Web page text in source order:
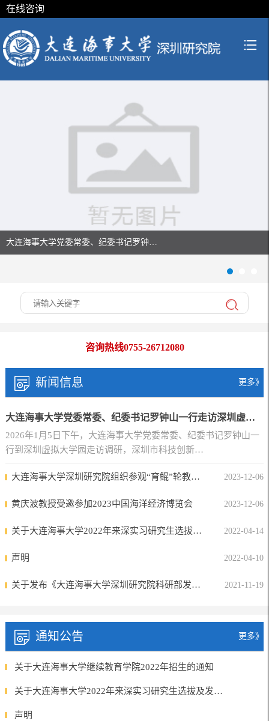
在线咨询
大连海事大学党委常委、纪委书记罗钟…
咨询热线0755-26712080
新闻信息 更多》
大连海事大学党委常委、纪委书记罗钟山一行走访深圳虚拟大学园
2026年1月5日下午，大连海事大学党委常委、纪委书记罗钟山一
行到深圳虚拟大学园走访调研，深圳市科技创新…
大连海事大学深圳研究院组织参观“育鲲”轮教学实习船活动圆满结束 2023-12-06
黄庆波教授受邀参加2023中国海洋经济博览会 2023-12-06
关于大连海事大学2022年来深实习研究生选拔及发放生活补贴的通知 2022-04-14
声明 2022-04-10
关于发布《大连海事大学深圳研究院科研部发展“海洋信息技术”“十四五”规划》的通知 2021-11-19
通知公告 更多》
关于大连海事大学继续教育学院2022年招生的通知
关于大连海事大学2022年来深实习研究生选拔及发放生活补贴的通知
声明